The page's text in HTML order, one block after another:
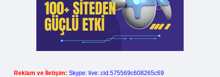
Reklam ve İletişim: Skype: live:.cid.575569c608265c69